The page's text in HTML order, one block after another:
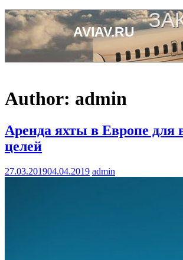
Author: admin
Аренда яхты в Европе для
целей
27.03.201904.04.2019 admin